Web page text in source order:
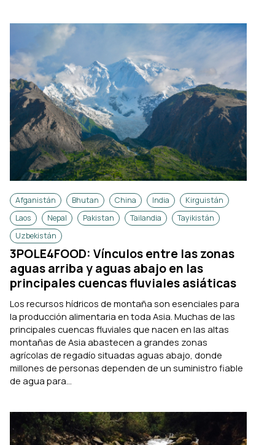
Afganistán Bhutan China India
Kirguistán
Laos
Nepal Pakistan Tailandia
Tayikistán
Uzbekistán
3POLE4FOOD: Vínculos entre las zonas
aguas arriba y aguas abajo en las
principales cuencas fluviales asiáticas
Los recursos hídricos de montaña son esenciales para
la producción alimentaria en toda Asia. Muchas de las
principales cuencas fluviales que nacen en las altas
montañas de Asia abastecen a grandes zonas
agrícolas de regadío situadas aguas abajo, donde
millones de personas dependen de un suministro fiable
de agua para...